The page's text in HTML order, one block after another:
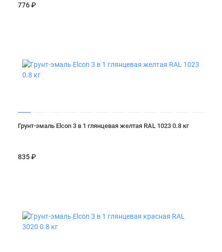
776 ₽
Грунт-эмаль Elcon 3 в 1 глянцевая желтая RAL 1023 0.8 кг
835 ₽